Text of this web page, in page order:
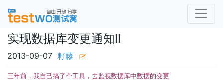
实现数据库变更通知II
2013-09-07 籽藤
三年前，我自己搞了个工具，去监视数据库中数据的变更